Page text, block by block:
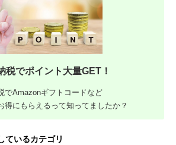
税でポイント大量GET！
でAmazonギフトコードなど
得にもらえるって知ってましたか？
ているカテゴリ